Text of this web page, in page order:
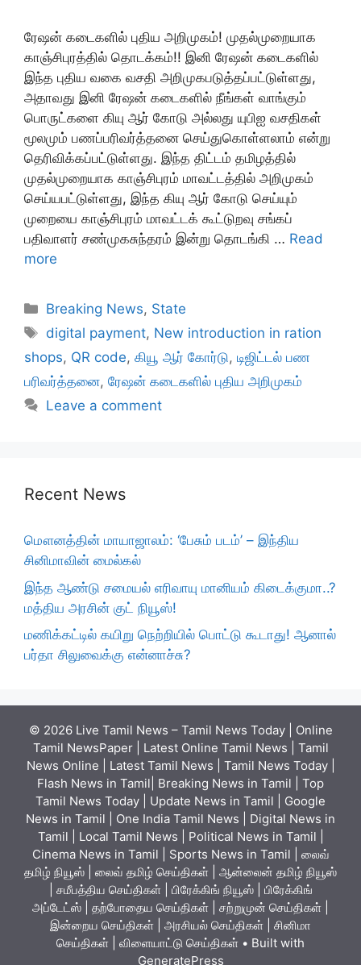
ரேஷன் கடைகளில் புதிய அறிமுகம்! முதல்முறையாக
காஞ்சிபுரத்தில் தொடக்கம்!! இனி ரேஷன் கடைகளில்
இந்த புதிய வகை வசதி அறிமுகபடுத்தப்பட்டுள்ளது,
அதாவது இனி ரேஷன் கடைகளில் நீங்கள் வாங்கும்
பொருட்களை கியு ஆர் கோடு அல்லது யுபிஐ வசதிகள்
மூலமும் பணப்பரிவர்த்தனை செய்துகொள்ளலாம் என்று
தெரிவிக்கப்பட்டுள்ளது. இந்த திட்டம் தமிழத்தில்
முதல்முறையாக காஞ்சிபுரம் மாவட்டத்தில் அறிமுகம்
செய்யபட்டுள்ளது, இந்த கியு ஆர் கோடு செய்யும்
முறையை காஞ்சிபுரம் மாவட்டக் கூட்டுறவு சங்கப்
பதிவாளர் சண்முகசுந்தரம் இன்று தொடங்கி … Read
more
Categories
Breaking News, State
Tags
digital payment, New introduction in ration
shops, QR code, கியூ ஆர் கோர்டு, டிஜிட்டல் பண
பரிவர்த்தனை, ரேஷன் கடைகளில் புதிய அறிமுகம்
Leave a comment
Recent News
மௌனத்தின் மாயாஜாலம்: ‘பேசும் படம்’ – இந்திய
சினிமாவின் மைல்கல்
இந்த ஆண்டு சமையல் எரிவாயு மானியம் கிடைக்குமா..?
மத்திய அரசின் குட் நியூஸ்!
மணிக்கட்டில் கயிறு நெற்றியில் பொட்டு கூடாது! ஆனால்
பர்தா சிலுவைக்கு என்னாச்சு?
© 2026 Live Tamil News – Tamil News Today | Online
Tamil NewsPaper | Latest Online Tamil News | Tamil
News Online | Latest Tamil News | Tamil News Today |
Flash News in Tamil| Breaking News in Tamil | Top
Tamil News Today | Update News in Tamil | Google
News in Tamil | One India Tamil News | Digital News in
Tamil | Local Tamil News | Political News in Tamil |
Cinema News in Tamil | Sports News in Tamil | லைவ்
தமிழ் நியூஸ் | லைவ் தமிழ் செய்திகள் | ஆன்லைன் தமிழ் நியூஸ்
| சமீபத்திய செய்திகள் | பிரேக்கிங் நியூஸ் | பிரேக்கிங்
அப்டேட்ஸ் | தற்போதைய செய்திகள் | சற்றுமுன் செய்திகள் |
இன்றைய செய்திகள் | அரசியல் செய்திகள் | சினிமா
செய்திகள் | விளையாட்டு செய்திகள் • Built with
GeneratePress